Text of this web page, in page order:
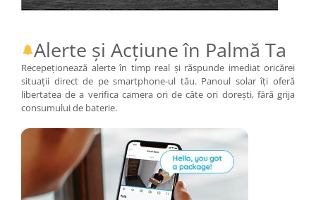
Alerte și Acțiune în Palmă Ta
Recepeționează alerte în timp real și răspunde imediat oricărei
situații direct de pe smartphone-ul tău. Panoul solar îți oferă
libertatea de a verifica camera ori de câte ori dorești, fără grija
consumului de baterie.